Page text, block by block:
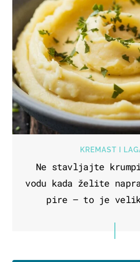
KREMAST I
Ne stavljajte
vodu kada želite
pire – to je